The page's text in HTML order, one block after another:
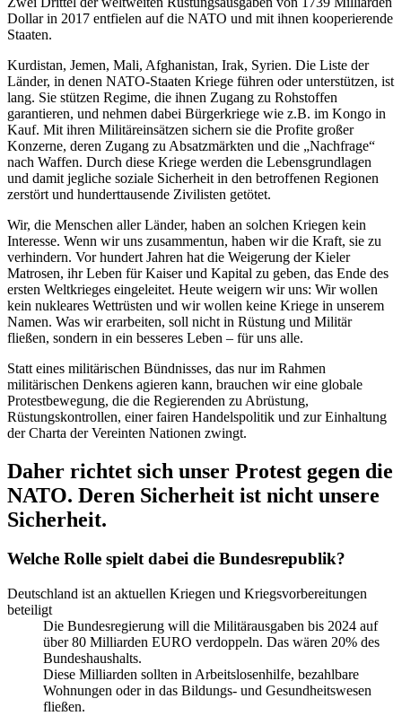
Dollar in 2017 entfielen auf die NATO und mit ihnen kooperierende
Staaten.
Kurdistan, Jemen, Mali, Afghanistan, Irak, Syrien. Die Liste der
Länder, in denen NATO-Staaten Kriege führen oder unterstützen, ist
lang. Sie stützen Regime, die ihnen Zugang zu Rohstoffen
garantieren, und nehmen dabei Bürgerkriege wie z.B. im Kongo in
Kauf. Mit ihren Militäreinsätzen sichern sie die Profite großer
Konzerne, deren Zugang zu Absatzmärkten und die „Nachfrage“
nach Waffen. Durch diese Kriege werden die Lebensgrundlagen
und damit jegliche soziale Sicherheit in den betroffenen Regionen
zerstört und hunderttausende Zivilisten getötet.
Wir, die Menschen aller Länder, haben an solchen Kriegen kein
Interesse. Wenn wir uns zusammentun, haben wir die Kraft, sie zu
verhindern. Vor hundert Jahren hat die Weigerung der Kieler
Matrosen, ihr Leben für Kaiser und Kapital zu geben, das Ende des
ersten Weltkrieges eingeleitet. Heute weigern wir uns: Wir wollen
kein nukleares Wettrüsten und wir wollen keine Kriege in unserem
Namen. Was wir erarbeiten, soll nicht in Rüstung und Militär
fließen, sondern in ein besseres Leben – für uns alle.
Statt eines militärischen Bündnisses, das nur im Rahmen
militärischen Denkens agieren kann, brauchen wir eine globale
Protestbewegung, die die Regierenden zu Abrüstung,
Rüstungskontrollen, einer fairen Handelspolitik und zur Einhaltung
der Charta der Vereinten Nationen zwingt.
Daher richtet sich unser Protest gegen die
NATO. Deren Sicherheit ist nicht unsere
Sicherheit.
Welche Rolle spielt dabei die Bundesrepublik?
Deutschland ist an aktuellen Kriegen und Kriegsvorbereitungen
beteiligt
Die Bundesregierung will die Militärausgaben bis 2024 auf
über 80 Milliarden EURO verdoppeln. Das wären 20% des
Bundeshaushalts.
Diese Milliarden sollten in Arbeitslosenhilfe, bezahlbare
Wohnungen oder in das Bildungs- und Gesundheitswesen
fließen.